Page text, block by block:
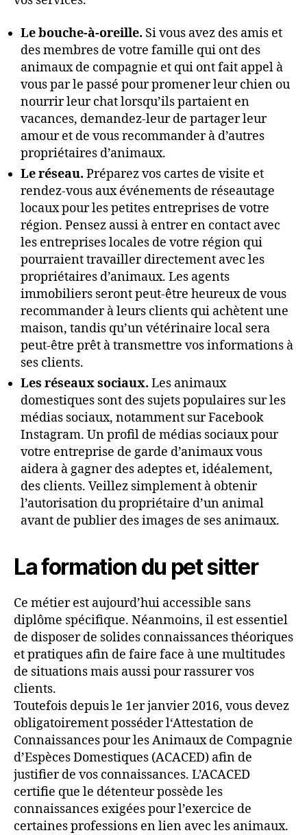
Le bouche-à-oreille. Si vous avez des amis et
des membres de votre famille qui ont des
animaux de compagnie et qui ont fait appel à
vous par le passé pour promener leur chien ou
nourrir leur chat lorsqu’ils partaient en
vacances, demandez-leur de partager leur
amour et de vous recommander à d’autres
propriétaires d’animaux.
Le réseau. Préparez vos cartes de visite et
rendez-vous aux événements de réseautage
locaux pour les petites entreprises de votre
région. Pensez aussi à entrer en contact avec
les entreprises locales de votre région qui
pourraient travailler directement avec les
propriétaires d’animaux. Les agents
immobiliers seront peut-être heureux de vous
recommander à leurs clients qui achètent une
maison, tandis qu’un vétérinaire local sera
peut-être prêt à transmettre vos informations à
ses clients.
Les réseaux sociaux. Les animaux
domestiques sont des sujets populaires sur les
médias sociaux, notamment sur Facebook
Instagram. Un profil de médias sociaux pour
votre entreprise de garde d’animaux vous
aidera à gagner des adeptes et, idéalement,
des clients. Veillez simplement à obtenir
l’autorisation du propriétaire d’un animal
avant de publier des images de ses animaux.
La formation du pet sitter
Ce métier est aujourd’hui accessible sans
diplôme spécifique. Néanmoins, il est essentiel
de disposer de solides connaissances théoriques
et pratiques afin de faire face à une multitudes
de situations mais aussi pour rassurer vos
clients.
Toutefois depuis le 1er janvier 2016, vous devez
obligatoirement posséder l‘Attestation de
Connaissances pour les Animaux de Compagnie
d’Espèces Domestiques (ACACED) afin de
justifier de vos connaissances. L’ACACED
certifie que le détenteur possède les
connaissances exigées pour l’exercice de
certaines professions en lien avec les animaux.